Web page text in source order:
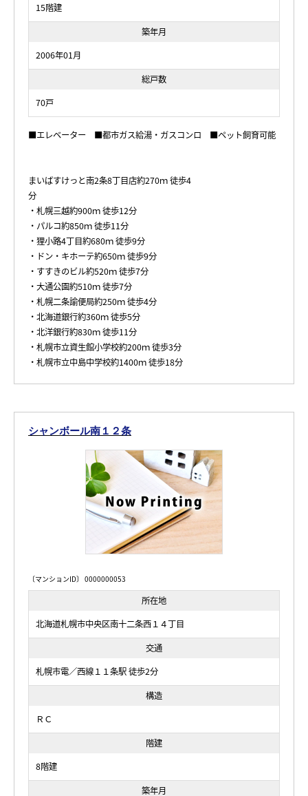
15階建
築年月
2006年01月
総戸数
70戸
■エレベーター ■都市ガス給湯・ガスコンロ ■ペット飼育可能
まいばすけっと南2条8丁目店約270ｍ 徒歩4
分
・札幌三越約900ｍ 徒歩12分
・パルコ約850ｍ 徒歩11分
・狸小路4丁目約680ｍ 徒歩9分
・ドン・キホーテ約650ｍ 徒歩9分
・すすきのビル約520ｍ 徒歩7分
・大通公園約510ｍ 徒歩7分
・札幌二条諭便局約250ｍ 徒歩4分
・北海道銀行約360ｍ 徒歩5分
・北洋銀行約830ｍ 徒歩11分
・札幌市立資生館小学校約200ｍ 徒歩3分
・札幌市立中島中学校約1400ｍ 徒歩18分
シャンボール南１２条
〔マンションID〕 0000000053
所在地
北海道札幌市中央区南十二条西１４丁目
交通
札幌市電／西線１１条駅 徒歩2分
構造
ＲＣ
階建
8階建
築年月